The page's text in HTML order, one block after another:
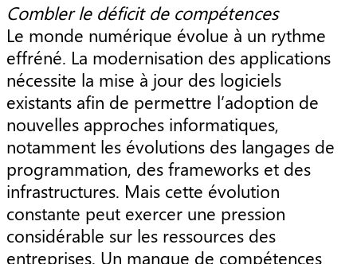
Combler le déficit de compétences
Le monde numérique évolue à un rythme
effréné. La modernisation des applications
nécessite la mise à jour des logiciels
existants afin de permettre l’adoption de
nouvelles approches informatiques,
notamment les évolutions des langages de
programmation, des frameworks et des
infrastructures. Mais cette évolution
constante peut exercer une pression
considérable sur les ressources des
entreprises. Un manque de compétences